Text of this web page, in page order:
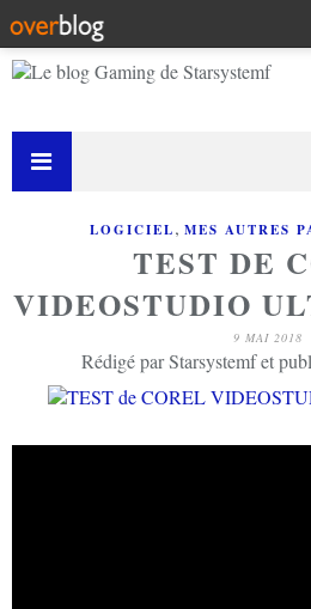
LOGICIEL, MES AUTRES
TEST DE
VIDEOSTUDIO
9 MAI 2018
Rédigé par Starsystemf et